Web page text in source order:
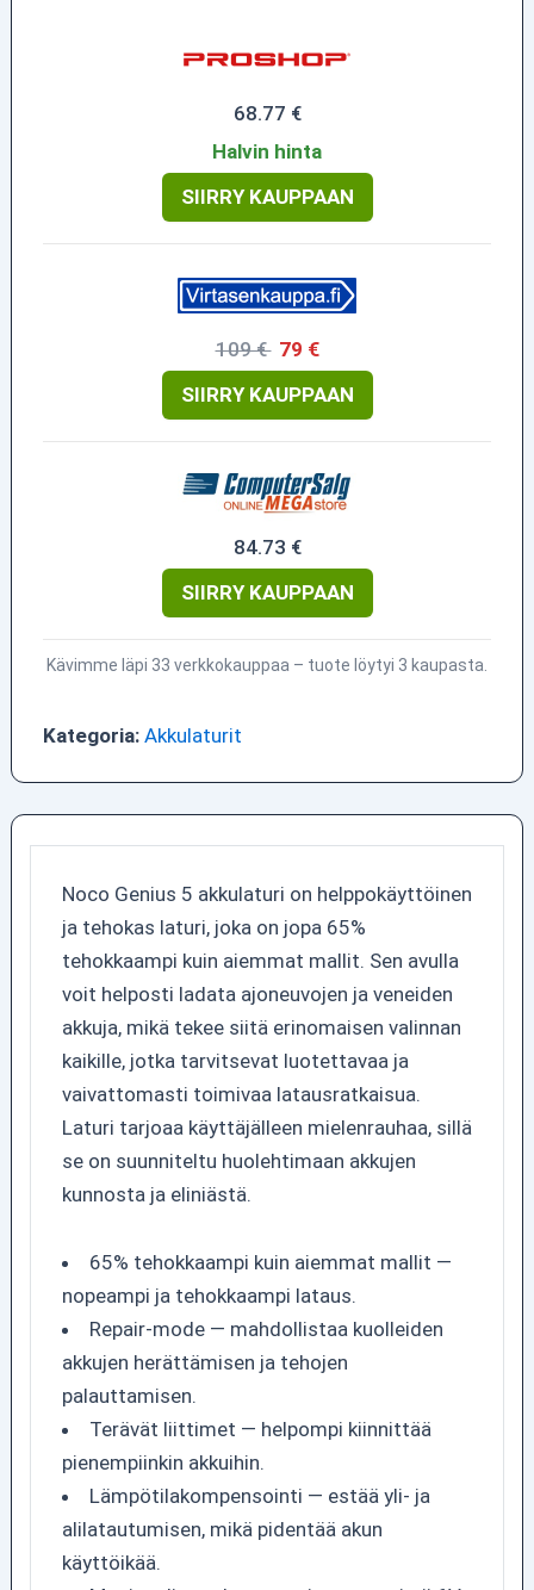
68.77 €
Halvin hinta
SIIRRY KAUPPAAN
109 € 79 €
SIIRRY KAUPPAAN
84.73 €
SIIRRY KAUPPAAN
Kävimme läpi 33 verkkokauppaa – tuote löytyi 3 kaupasta.
Kategoria: Akkulaturit
Noco Genius 5 akkulaturi on helppokäyttöinen
ja tehokas laturi, joka on jopa 65%
tehokkaampi kuin aiemmat mallit. Sen avulla
voit helposti ladata ajoneuvojen ja veneiden
akkuja, mikä tekee siitä erinomaisen valinnan
kaikille, jotka tarvitsevat luotettavaa ja
vaivattomasti toimivaa latausratkaisua.
Laturi tarjoaa käyttäjälleen mielenrauhaa, sillä
se on suunniteltu huolehtimaan akkujen
kunnosta ja eliniästä.
65% tehokkaampi kuin aiemmat mallit —
nopeampi ja tehokkaampi lataus.
Repair-mode — mahdollistaa kuolleiden
akkujen herättämisen ja tehojen
palauttamisen.
Terävät liittimet — helpompi kiinnittää
pienempiinkin akkuihin.
Lämpötilakompensointi — estää yli- ja
alilatautumisen, mikä pidentää akun
käyttöikää.